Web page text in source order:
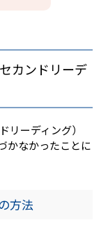
カンドリーデ
リーディング）
かなかったことに
方法